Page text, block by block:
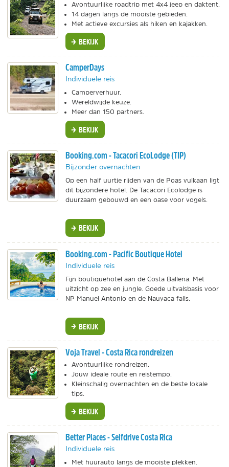
Avontuurlijke roadtrip met 4x4 jeep en daktent.
14 dagen langs de mooiste gebieden.
Met actieve excursies als hiken en kajakken.
BEKIJK
CamperDays
Individuele reis
Camperverhuur.
Wereldwijde keuze.
Meer dan 150 partners.
BEKIJK
Booking.com - Tacacori EcoLodge (TIP)
Bijzonder overnachten
Op een half uurtje rijden van de Poas vulkaan ligt
dit bijzondere hotel. De Tacacori Ecolodge is
duurzaam gebouwd en een oase voor vogels.
BEKIJK
Booking.com - Pacific Boutique Hotel
Individuele reis
Fijn boutiquehotel aan de Costa Ballena. Met
uitzicht op zee en jungle. Goede uitvalsbasis voor
NP Manuel Antonio en de Nauyaca falls.
BEKIJK
Voja Travel - Costa Rica rondreizen
Avontuurlijke rondreizen.
Jouw ideale route en reistempo.
Kleinschalig overnachten en de beste lokale
tips.
BEKIJK
Better Places - Selfdrive Costa Rica
Individuele reis
Met huurauto langs de mooiste plekken.